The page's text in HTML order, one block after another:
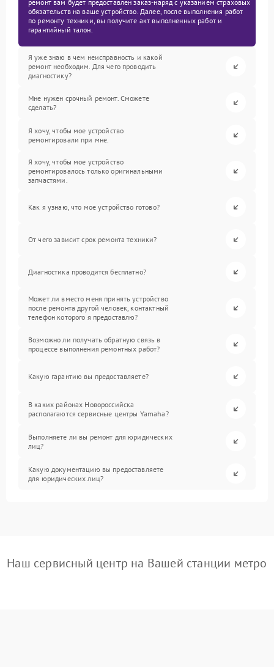
ремонт вам будет предоставлен заказ-наряд с указанием страховых
обязательств на ваше устройство. Далее, после выполнения работ
по ремонту техники, вы получите акт выполненных работ и
гарантийный талон.
Я уже знаю в чем неисправность и какой
ремонт необходим. Для чего проводить
диагностику?
Мне нужен срочный ремонт. Сможете
сделать?
Я хочу, чтобы мое устройство
ремонтировали при мне.
Я хочу, чтобы мое устройство
ремонтировалось только оригинальными
запчастями.
Как я узнаю, что мое устройство готово?
От чего зависит срок ремонта техники?
Диагностика проводится бесплатно?
Может ли вместо меня принять устройство
после ремонта другой человек, контактный
телефон которого я предоставлю?
Возможно ли получать обратную связь в
процессе выполнения ремонтных работ?
Какую гарантию вы предоставляете?
В каких районах Новороссийска
располагаются сервисные центры Yamaha?
Выполняете ли вы ремонт для юридических
лиц?
Какую документацию вы предоставляете
для юридических лиц?
Наш сервисный центр на Вашей станции метро